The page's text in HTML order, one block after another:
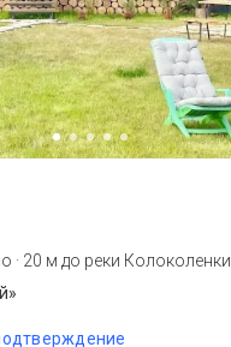
· 20 м до реки Колоколенки